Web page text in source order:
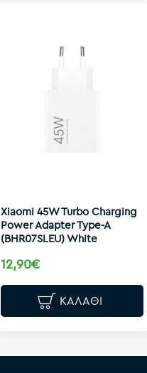
Xiaomi 45W Turbo Charging
Power Adapter Type-A
(BHR07SLEU) White
12,90€
ΚΑΛΆΘΙ